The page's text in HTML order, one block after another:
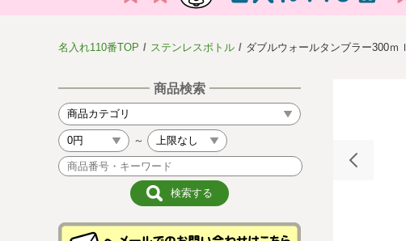
名入れ110番TOP ステンレスボトル ダブルウォールタンブラー300ｍｌ
商品検索
～